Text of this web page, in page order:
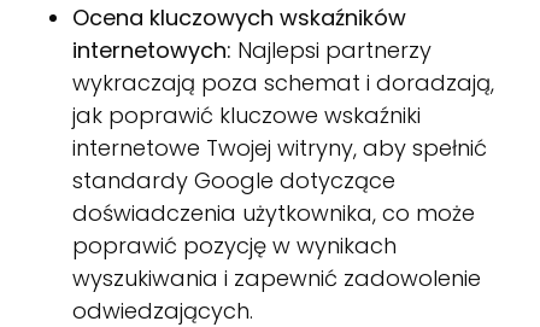
Ocena kluczowych wskaźników
internetowych: Najlepsi partnerzy
wykraczają poza schemat i doradzają,
jak poprawić kluczowe wskaźniki
internetowe Twojej witryny, aby spełnić
standardy Google dotyczące
doświadczenia użytkownika, co może
poprawić pozycję w wynikach
wyszukiwania i zapewnić zadowolenie
odwiedzających.